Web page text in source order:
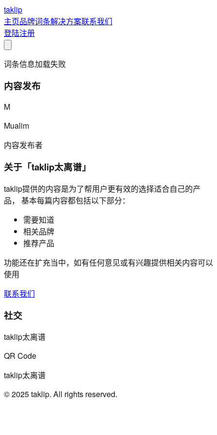
taklip
主页品牌词条解决方案联系我们
登陆注册
词条信息加载失败
内容发布
M
Mualim
内容发布者
关于「taklip太离谱」
taklip提供的内容是为了帮用户更有效的选择适合自己的产
品， 基本每篇内容都包括以下部分：
需要知道
相关品牌
推荐产品
功能还在扩充当中，如有任何意见或有兴趣提供相关内容可以
使用
联系我们
社交
taklip太离谱
QR Code
taklip太离谱
© 2025 taklip. All rights reserved.